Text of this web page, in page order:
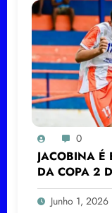
0
JACOBINA É
DA COPA 2
VAGA PARA
Junho 1, 2026